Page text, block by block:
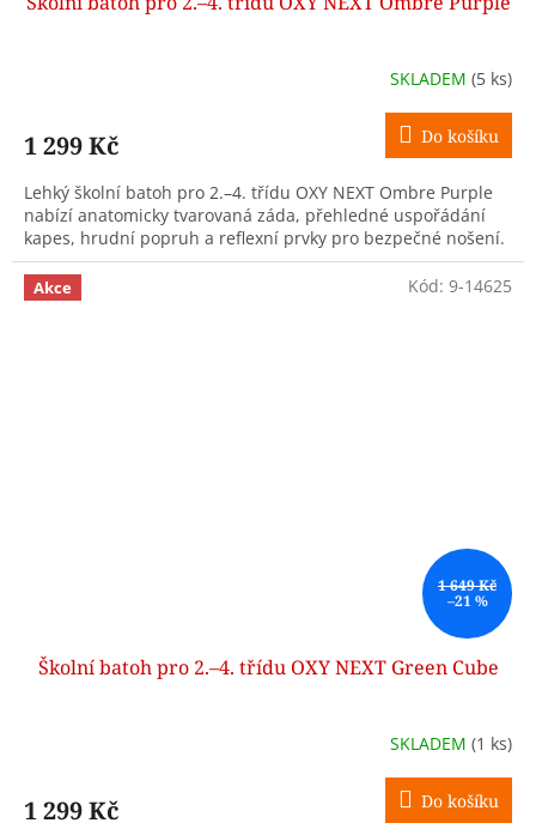
SKLADEM (5 ks)
1 299 Kč Do košíku
Lehký školní batoh pro 2.–4. třídu OXY NEXT Ombre Purple
nabízí anatomicky tvarovaná záda, přehledné uspořádání
kapes, hrudní popruh a reflexní prvky pro bezpečné nošení.
Akce
1 649 Kč
–21 %
Školní batoh pro 2.–4. třídu OXY NEXT Green Cube
SKLADEM (1 ks)
1 299 Kč Do košíku
Kód: 9-14625